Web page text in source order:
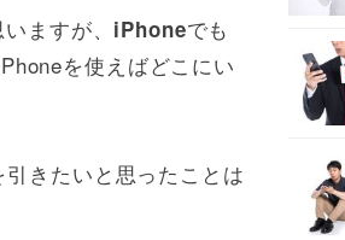
ますが、 iPhoneでも
を使えばどこにい
きたいと思ったことは